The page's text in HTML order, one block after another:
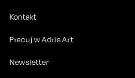
Kontakt
Pracuj w Adria Art
Newsletter